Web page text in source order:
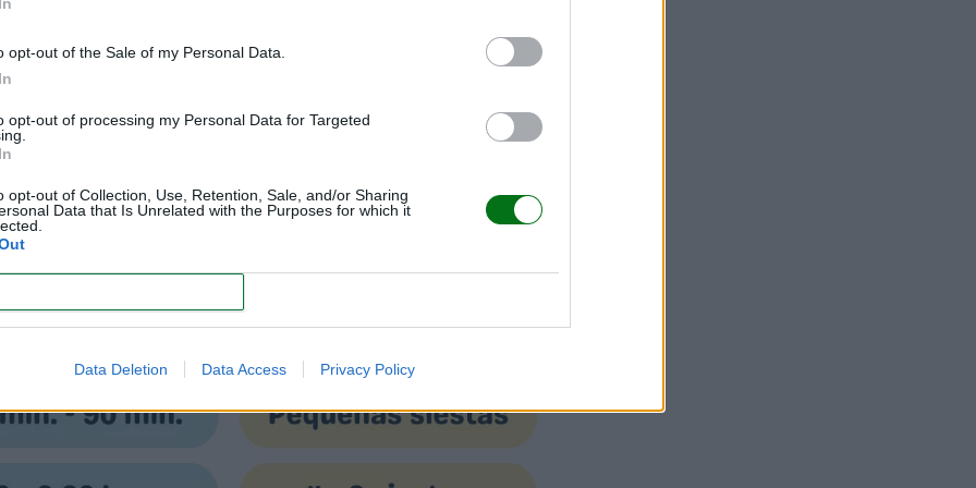
opt-out of the Sale of my Personal Data.
opt-out of processing my Personal Data for Targeted
opt-out of Collection, Use, Retention, Sale, and/or Sharing
Data that Is Unrelated with the Purposes for which it
Data Deletion Data Access Privacy Policy